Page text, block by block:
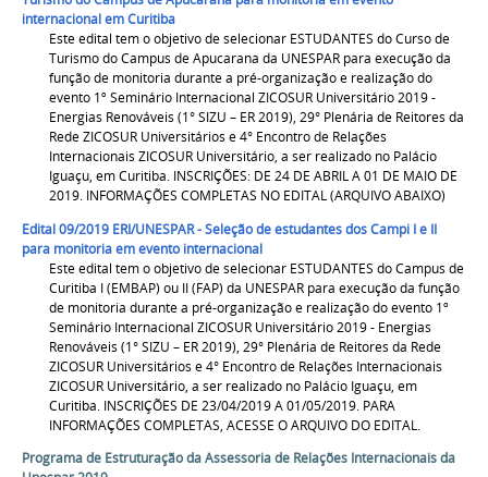
internacional em Curitiba
Este edital tem o objetivo de selecionar ESTUDANTES do Curso de
Turismo do Campus de Apucarana da UNESPAR para execução da
função de monitoria durante a pré-organização e realização do
evento 1º Seminário Internacional ZICOSUR Universitário 2019 -
Energias Renováveis (1° SIZU – ER 2019), 29° Plenária de Reitores da
Rede ZICOSUR Universitários e 4° Encontro de Relações
Internacionais ZICOSUR Universitário, a ser realizado no Palácio
Iguaçu, em Curitiba. INSCRIÇÕES: DE 24 DE ABRIL A 01 DE MAIO DE
2019. INFORMAÇÕES COMPLETAS NO EDITAL (ARQUIVO ABAIXO)
Edital 09/2019 ERI/UNESPAR - Seleção de estudantes dos Campi I e II
para monitoria em evento internacional
Este edital tem o objetivo de selecionar ESTUDANTES do Campus de
Curitiba I (EMBAP) ou II (FAP) da UNESPAR para execução da função
de monitoria durante a pré-organização e realização do evento 1º
Seminário Internacional ZICOSUR Universitário 2019 - Energias
Renováveis (1° SIZU – ER 2019), 29° Plenária de Reitores da Rede
ZICOSUR Universitários e 4° Encontro de Relações Internacionais
ZICOSUR Universitário, a ser realizado no Palácio Iguaçu, em
Curitiba. INSCRIÇÕES DE 23/04/2019 A 01/05/2019. PARA
INFORMAÇÕES COMPLETAS, ACESSE O ARQUIVO DO EDITAL.
Programa de Estruturação da Assessoria de Relações Internacionais da